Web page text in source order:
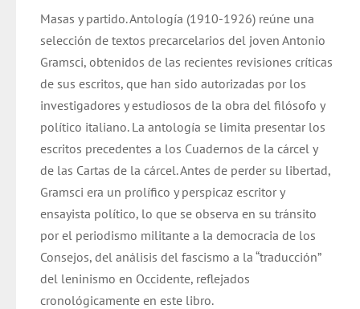
era:
$ 25.000.
es:
$ 24.000.
Masas y partido. Antología (1910-1926) reúne una
selección de textos precarcelarios del joven Antonio
Gramsci, obtenidos de las recientes revisiones críticas
de sus escritos, que han sido autorizadas por los
investigadores y estudiosos de la obra del filósofo y
político italiano. La antología se limita presentar los
escritos precedentes a los Cuadernos de la cárcel y
de las Cartas de la cárcel. Antes de perder su libertad,
Gramsci era un prolífico y perspicaz escritor y
ensayista político, lo que se observa en su tránsito
por el periodismo militante a la democracia de los
Consejos, del análisis del fascismo a la “traducción”
del leninismo en Occidente, reflejados
cronológicamente en este libro.